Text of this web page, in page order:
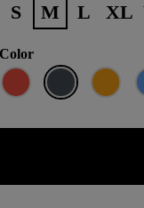
S M L XL
Color
Rojo Negro